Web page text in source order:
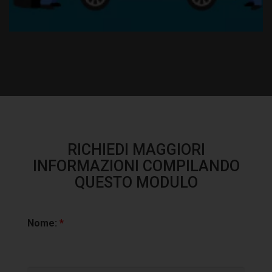
RICHIEDI MAGGIORI
INFORMAZIONI COMPILANDO
QUESTO MODULO
Nome: *